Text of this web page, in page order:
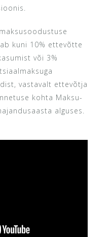
kuni 10% ettevõtte
või 3%
vastavalt ettevõtja
kohta Maksu-
alguses.